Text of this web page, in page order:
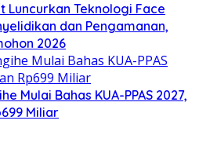
Luncurkan Teknologi Face
dan Pengamanan,
2026
Mulai Bahas KUA-PPAS 2027,
Miliar